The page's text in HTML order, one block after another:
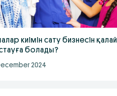
киімін сату бизнесін қалай
болады?
2024